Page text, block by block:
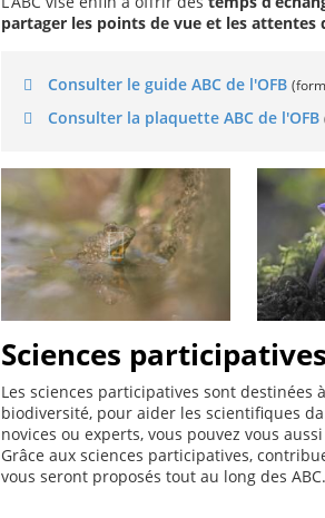
partager les points de vue et les
Consulter le guide ABC de l'OFB
Consulter la plaquette ABC de l'OFB
Sciences
Les sciences participatives sont
biodiversité, pour aider les scientifiques
novices ou experts, vous pouvez vous
Grâce aux sciences participatives,
vous seront proposés tout au long des